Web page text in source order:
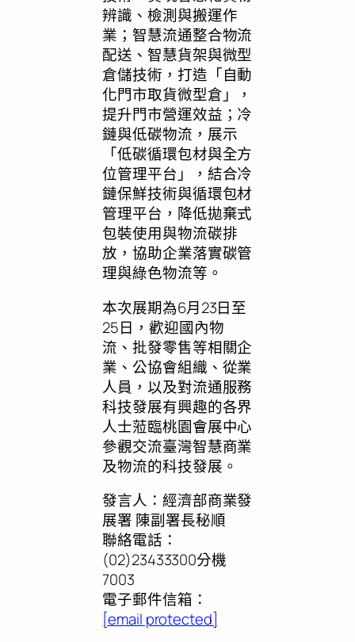
辨識、檢測與搬運作
業；智慧流通整合物流
配送、智慧貨架與微型
倉儲技術，打造「自動
化門市取貨微型倉」，
提升門市營運效益；冷
鏈與低碳物流，展示
「低碳循環包材與全方
位管理平台」，結合冷
鏈保鮮技術與循環包材
管理平台，降低拋棄式
包裝使用與物流碳排
放，協助企業落實碳管
理與綠色物流等。
本次展期為6月23日至
25日，歡迎國內物
流、批發零售等相關企
業、公協會組織、從業
人員，以及對流通服務
科技發展有興趣的各界
人士蒞臨桃園會展中心
參觀交流臺灣智慧商業
及物流的科技發展。
發言人：經濟部商業發
展署 陳副署長秘順
聯絡電話：
(02)23433300分機
7003
電子郵件信箱：
[email protected]